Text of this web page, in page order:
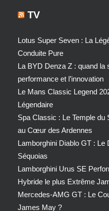
TV
Lotus Super Seven : La
Conduite Pure
La BYD Denza Z : quand la
performance et l’innovation
Le Mans Classic Legend
Légendaire
Spa Classic : Le Temple du
au Cœur des Ardennes
Lamborghini Diablo GT :
Séquoias
Lamborghini Urus SE
Hybride le plus Extrême
Mercedes-AMG GT : Le
James May ?